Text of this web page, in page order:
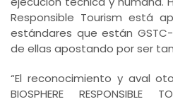
Responsible Tourism está
estándares que están
de ellas apostando por ser
“El reconocimiento y aval
BIOSPHERE